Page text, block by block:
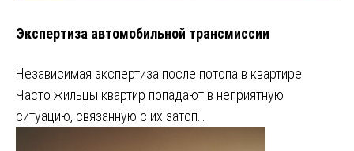
Экспертиза автомобильной трансмиссии
Независимая экспертиза после потопа в квартире
Часто жильцы квартир попадают в неприятную
ситуацию, связанную с их затоп…